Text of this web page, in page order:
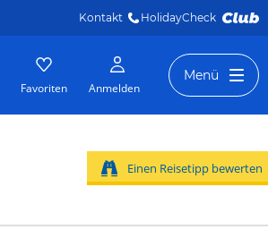
Kontakt HolidayCheck
Favoriten Anmelden
Menü
Einen Reisetipp bewerten